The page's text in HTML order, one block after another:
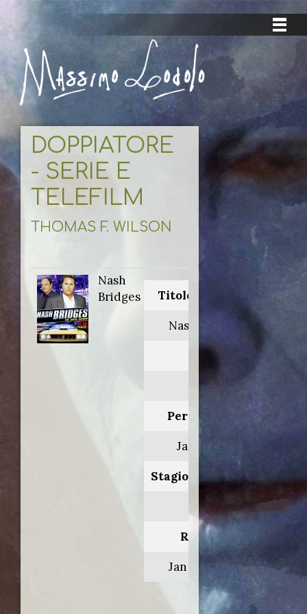
DOPPIATORE
- SERIE E
TELEFILM
THOMAS F. WILSON
Nash
Bridges
Titolo originale:
Nash Bridges
Anno:
2001
Personaggio:
Jack Noon
Stagione.Episodio:
6.11
Regia di:
Jan Eliasberg